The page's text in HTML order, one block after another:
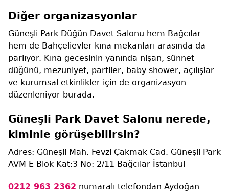
Diğer organizasyonlar
Güneşli Park Düğün Davet Salonu hem Bağcılar
hem de Bahçelievler kına mekanları arasında da
parlıyor. Kına gecesinin yanında nişan, sünnet
düğünü, mezuniyet, partiler, baby shower, açılışlar
ve kurumsal etkinlikler için de organizasyon
düzenleniyor burada.
Güneşli Park Davet Salonu nerede,
kiminle görüşebilirsin?
Adres: Güneşli Mah. Fevzi Çakmak Cad. Güneşli Park
AVM E Blok Kat:3 No: 2/11 Bağcılar İstanbul
0212 963 2362 numaralı telefondan Aydoğan